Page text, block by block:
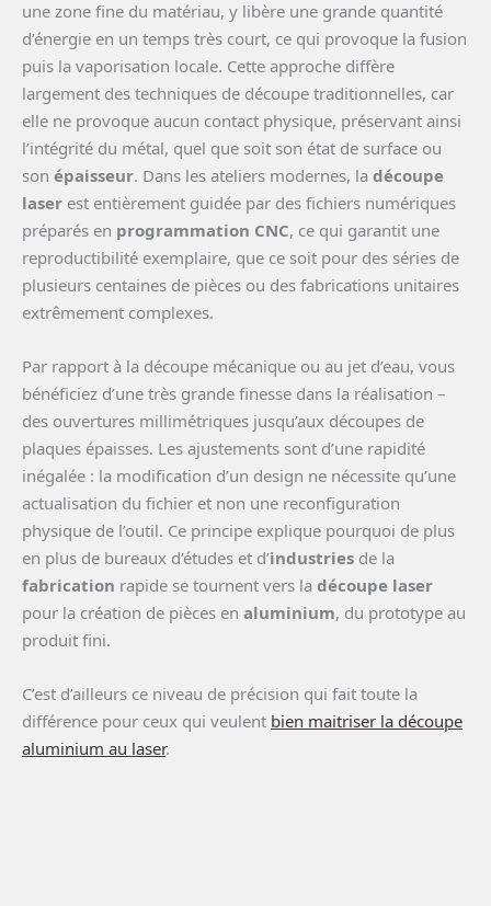
une zone fine du matériau, y libère une grande quantité
d’énergie en un temps très court, ce qui provoque la fusion
puis la vaporisation locale. Cette approche diffère
largement des techniques de découpe traditionnelles, car
elle ne provoque aucun contact physique, préservant ainsi
l’intégrité du métal, quel que soit son état de surface ou
son épaisseur. Dans les ateliers modernes, la découpe
laser est entièrement guidée par des fichiers numériques
préparés en programmation CNC, ce qui garantit une
reproductibilité exemplaire, que ce soit pour des séries de
plusieurs centaines de pièces ou des fabrications unitaires
extrêmement complexes.
Par rapport à la découpe mécanique ou au jet d’eau, vous
bénéficiez d’une très grande finesse dans la réalisation –
des ouvertures millimétriques jusqu’aux découpes de
plaques épaisses. Les ajustements sont d’une rapidité
inégalée : la modification d’un design ne nécessite qu’une
actualisation du fichier et non une reconfiguration
physique de l’outil. Ce principe explique pourquoi de plus
en plus de bureaux d’études et d’industries de la
fabrication rapide se tournent vers la découpe laser
pour la création de pièces en aluminium, du prototype au
produit fini.
C’est d’ailleurs ce niveau de précision qui fait toute la
différence pour ceux qui veulent bien maitriser la découpe
aluminium au laser.